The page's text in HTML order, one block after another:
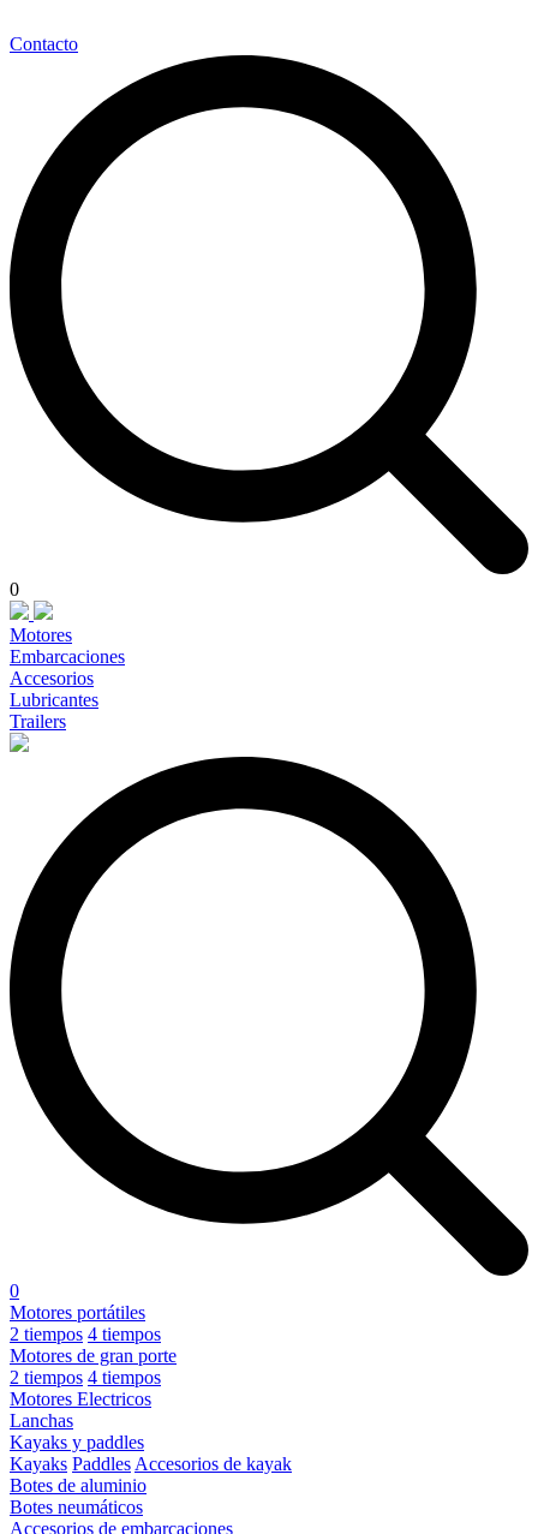
Contacto
0
Motores
Embarcaciones
Accesorios
Lubricantes
Trailers
0
Motores portátiles
2 tiempos 4 tiempos
Motores de gran porte
2 tiempos 4 tiempos
Motores Electricos
Lanchas
Kayaks y paddles
Kayaks Paddles Accesorios de kayak
Botes de aluminio
Botes neumáticos
Accesorios de embarcaciones